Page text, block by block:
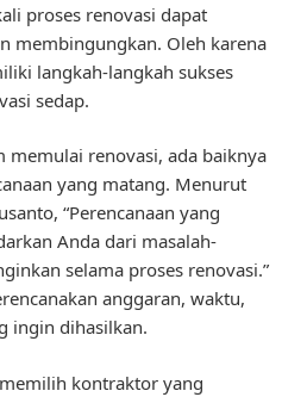
proses renovasi dapat
membingungkan. Oleh karena
langkah-langkah sukses
sedap.
memulai renovasi, ada baiknya
yang matang. Menurut
“Perencanaan yang
Anda dari masalah-
selama proses renovasi.”
anggaran, waktu,
ingin dihasilkan.
kontraktor yang